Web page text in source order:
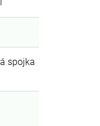
spojka